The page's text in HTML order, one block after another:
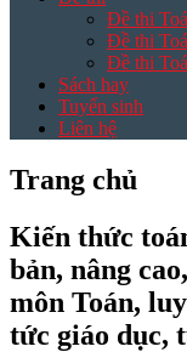
Đề thi
Đề thi
Đề thi
Sách hay
Tuyển sinh
Liên hệ
Trang chủ
Kiến thức
bản, nâng
môn Toán,
tức giáo dục,